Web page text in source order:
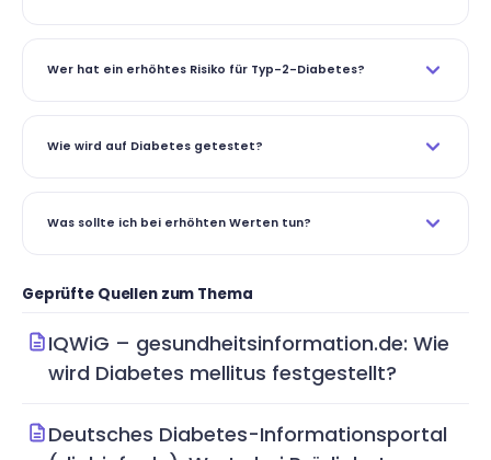
Wer hat ein erhöhtes Risiko für Typ-2-Diabetes?
Wie wird auf Diabetes getestet?
Was sollte ich bei erhöhten Werten tun?
Geprüfte Quellen zum Thema
IQWiG – gesundheitsinformation.de: Wie
wird Diabetes mellitus festgestellt?
Deutsches Diabetes-Informationsportal